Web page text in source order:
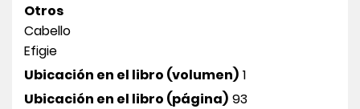
Otros
Cabello
Efigie
Ubicación en el libro (volumen) 1
Ubicación en el libro (página) 93